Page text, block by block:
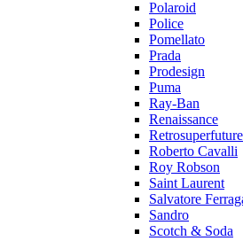
Polaroid
Police
Pomellato
Prada
Prodesign
Puma
Ray-Ban
Renaissance
Retrosuperfuture
Roberto Cavalli
Roy Robson
Saint Laurent
Salvatore
Sandro
Scotch & Soda